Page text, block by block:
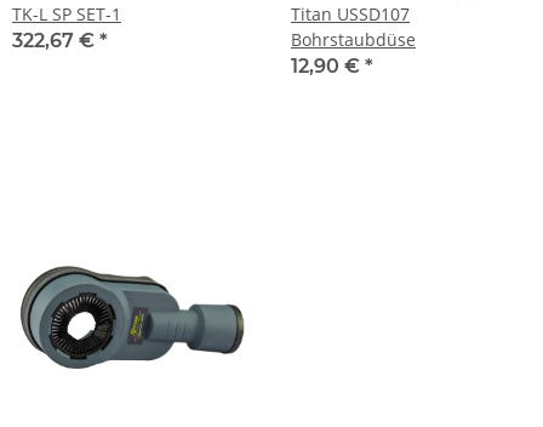
TK-L SP SET-1
322,67 € *
Titan USSD107
Bohrstaubdüse
12,90 € *